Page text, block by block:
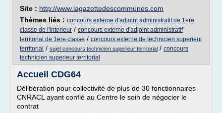
Site : http://www.lagazettedescommunes.com
Thèmes liés : concours externe d'adjoint administratif de 1ere
classe de l'interieur / concours externe d'adjoint administratif
territorial de 1ere classe / concours externe de technicien superieur
territorial / sujet concours technicien superieur territorial / concours
technicien superieur territorial
Accueil CDG64
Délibération pour collectivité de plus de 30 fonctionnaires
CNRACL ayant confié au Centre le soin de négocier le
contrat